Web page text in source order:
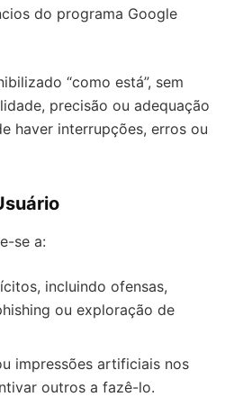
do programa Google
“como está”, sem
precisão ou adequação
haver interrupções, erros ou
se a:
incluindo ofensas,
ou exploração de
impressões artificiais nos
outros a fazê-lo.